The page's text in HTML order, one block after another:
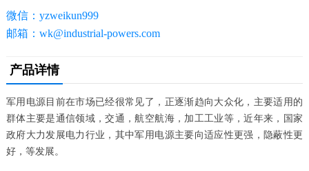
微信：yzweikun999
邮箱：wk@industrial-powers.com
产品详情
军用电源目前在市场已经很常见了，正逐渐趋向大众化，主要适用的
群体主要是通信领域，交通，航空航海，加工工业等，近年来，国家
政府大力发展电力行业，其中军用电源主要向适应性更强，隐蔽性更
好，等发展。